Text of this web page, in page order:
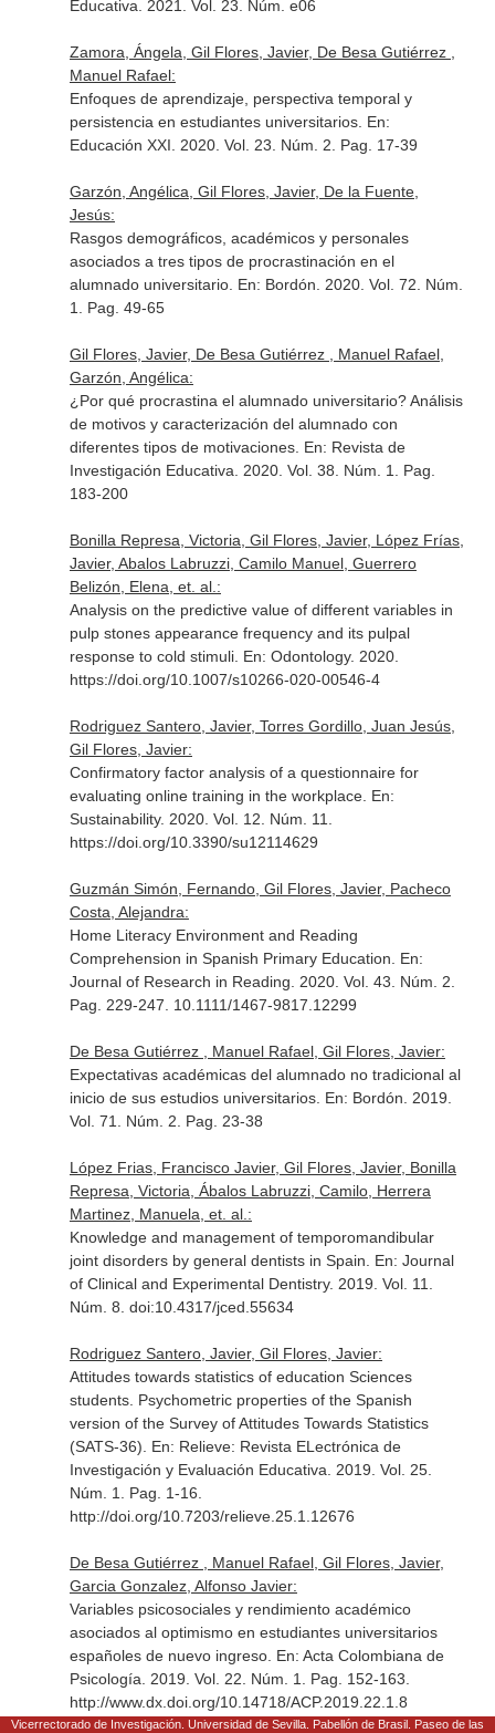
Educativa . 2021. Vol. 23. Núm. e06
Zamora, Ángela, Gil Flores, Javier, De Besa Gutiérrez ,
Manuel Rafael:
Enfoques de aprendizaje, perspectiva temporal y
persistencia en estudiantes universitarios. En:
Educación XXI . 2020. Vol. 23. Núm. 2. Pag. 17-39
Garzón, Angélica, Gil Flores, Javier, De la Fuente,
Jesús:
Rasgos demográficos, académicos y personales
asociados a tres tipos de procrastinación en el
alumnado universitario. En: Bordón . 2020. Vol. 72. Núm.
1. Pag. 49-65
Gil Flores, Javier, De Besa Gutiérrez , Manuel Rafael,
Garzón, Angélica:
¿Por qué procrastina el alumnado universitario? Análisis
de motivos y caracterización del alumnado con
diferentes tipos de motivaciones. En: Revista de
Investigación Educativa . 2020. Vol. 38. Núm. 1. Pag.
183-200
Bonilla Represa, Victoria, Gil Flores, Javier, López Frías,
Javier, Abalos Labruzzi, Camilo Manuel, Guerrero
Belizón, Elena, et. al.:
Analysis on the predictive value of different variables in
pulp stones appearance frequency and its pulpal
response to cold stimuli. En: Odontology. 2020.
https://doi.org/10.1007/s10266-020-00546-4
Rodriguez Santero, Javier, Torres Gordillo, Juan Jesús,
Gil Flores, Javier:
Confirmatory factor analysis of a questionnaire for
evaluating online training in the workplace. En:
Sustainability. 2020. Vol. 12. Núm. 11.
https://doi.org/10.3390/su12114629
Guzmán Simón, Fernando, Gil Flores, Javier, Pacheco
Costa, Alejandra:
Home Literacy Environment and Reading
Comprehension in Spanish Primary Education. En:
Journal of Research in Reading . 2020. Vol. 43. Núm. 2.
Pag. 229-247. 10.1111/1467-9817.12299
De Besa Gutiérrez , Manuel Rafael, Gil Flores, Javier:
Expectativas académicas del alumnado no tradicional al
inicio de sus estudios universitarios. En: Bordón . 2019.
Vol. 71. Núm. 2. Pag. 23-38
López Frias, Francisco Javier, Gil Flores, Javier, Bonilla
Represa, Victoria, Ábalos Labruzzi, Camilo, Herrera
Martinez, Manuela, et. al.:
Knowledge and management of temporomandibular
joint disorders by general dentists in Spain. En: Journal
of Clinical and Experimental Dentistry. 2019. Vol. 11.
Núm. 8. doi:10.4317/jced.55634
Rodriguez Santero, Javier, Gil Flores, Javier:
Attitudes towards statistics of education Sciences
students. Psychometric properties of the Spanish
version of the Survey of Attitudes Towards Statistics
(SATS-36). En: Relieve: Revista ELectrónica de
Investigación y Evaluación Educativa . 2019. Vol. 25.
Núm. 1. Pag. 1-16.
http://doi.org/10.7203/relieve.25.1.12676
De Besa Gutiérrez , Manuel Rafael, Gil Flores, Javier,
Garcia Gonzalez, Alfonso Javier:
Variables psicosociales y rendimiento académico
asociados al optimismo en estudiantes universitarios
españoles de nuevo ingreso. En: Acta Colombiana de
Psicología . 2019. Vol. 22. Núm. 1. Pag. 152-163.
http://www.dx.doi.org/10.14718/ACP.2019.22.1.8
Vicerrectorado de Investigación. Universidad de Sevilla. Pabellón de Brasil. Paseo de las